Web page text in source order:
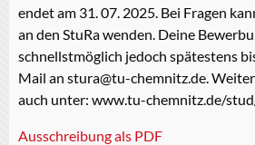
endet am 31. 07. 2025. Bei Fragen
an den StuRa wenden. Deine
schnellstmöglich jedoch spätestens
Mail an stura@tu-chemnitz.de.
auch unter: www.tu-chemnitz.de/
Ausschreibung als PDF